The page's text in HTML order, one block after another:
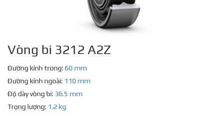
Vòng bi 3212 A2Z
Đường kính trong: 60 mm
Đường kính ngoài: 110 mm
Độ dày vòng bi: 36.5 mm
Trọng lượng: 1.2 kg